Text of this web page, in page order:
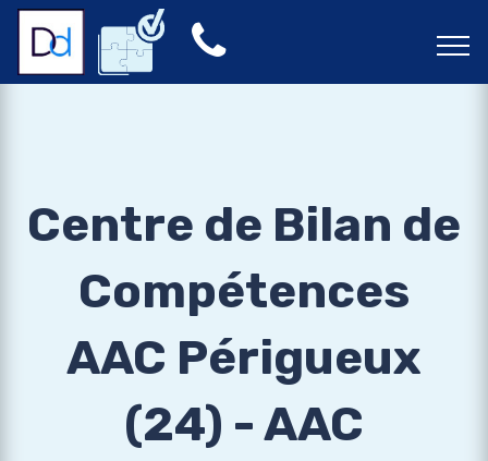
Centre de Bilan de
Compétences
AAC Périgueux
(24) - AAC